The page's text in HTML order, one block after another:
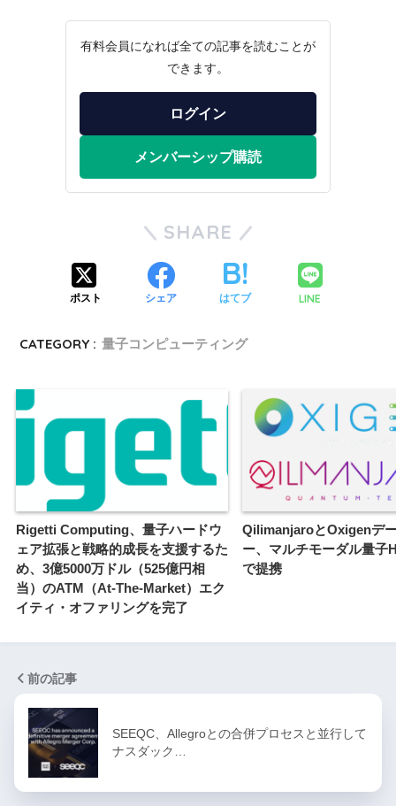
有料会員になれば全ての記事を読むことが
できます。
ログイン
メンバーシップ購読
SHARE
ポスト シェア はてブ LINE
CATEGORY : 量子コンピューティング
Rigetti Computing、量子ハードウ
ェア拡張と戦略的成長を支援するた
め、3億5000万ドル（525億円相
当）のATM（At-The-Market）エク
イティ・オファリングを完了
QilimanjaroとOxigenデ
ー、マルチモーダル量子
で提携
前の記事
SEEQC、Allegroとの合併プロセスと並行して
ナスダック…